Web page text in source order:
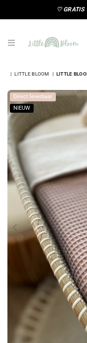
♡ GRATIS
| LITTLE BLOOM | LITTLE
Direct leverbaar
NIEUW